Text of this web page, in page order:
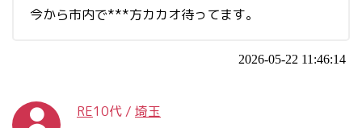
今から市内で***方カカオ待ってます。
2026-05-22 11:46:14
RE10代 / 埼玉